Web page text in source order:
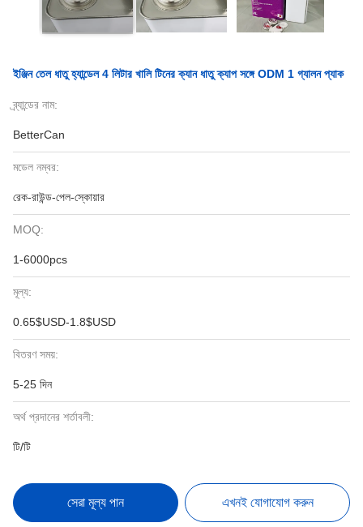
ইঞ্জিন তেল ধাতু হ্যান্ডেল 4 লিটার খালি টিনের ক্যান ধাতু ক্যাপ সঙ্গে ODM 1 গ্যালন প্যাক
ব্র্যান্ডের নাম:
BetterCan
মডেল নম্বর:
রেক-রাউন্ড-পেল-স্কোয়ার
MOQ:
1-6000pcs
মূল্য:
0.65$USD-1.8$USD
বিতরণ সময়:
5-25 দিন
অর্থ প্রদানের শর্তাবলী:
টি/টি
সেরা মূল্য পান এখনই যোগাযোগ করুন